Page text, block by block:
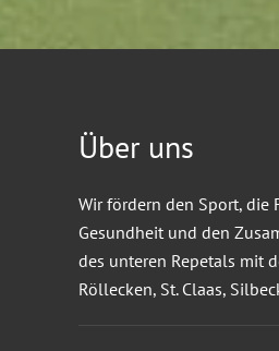
Über uns
Wir fördern den Sport, die
Gesundheit und den
des unteren Repetals mit
Röllecken, St. Claas,